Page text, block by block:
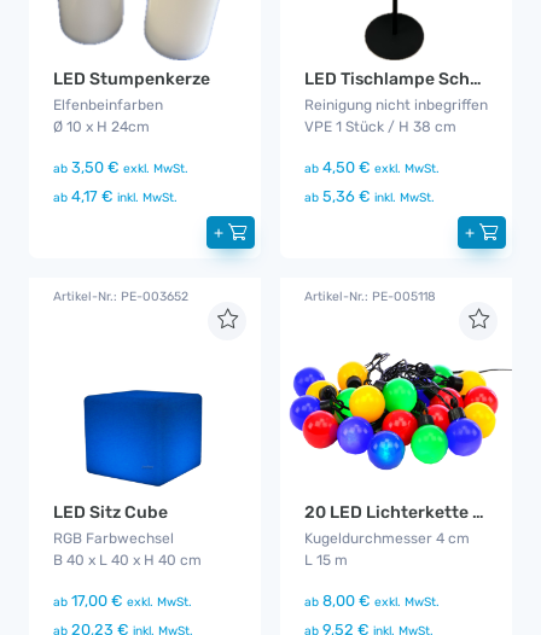
LED Stumpenkerze
Elfenbeinfarben
Ø 10 x H 24cm
ab 3,50 € exkl. MwSt.
ab 4,17 € inkl. MwSt.
+
LED Tischlampe Schwarz Akku
Reinigung nicht inbegriffen
VPE 1 Stück / H 38 cm
ab 4,50 € exkl. MwSt.
ab 5,36 € inkl. MwSt.
+
Artikel-Nr.: PE-003652
LED Sitz Cube
RGB Farbwechsel
B 40 x L 40 x H 40 cm
ab 17,00 € exkl. MwSt.
ab 20,23 € inkl. MwSt.
Artikel-Nr.: PE-005118
20 LED Lichterkette Bunt CS
Kugeldurchmesser 4 cm
L 15 m
ab 8,00 € exkl. MwSt.
ab 9,52 € inkl. MwSt.